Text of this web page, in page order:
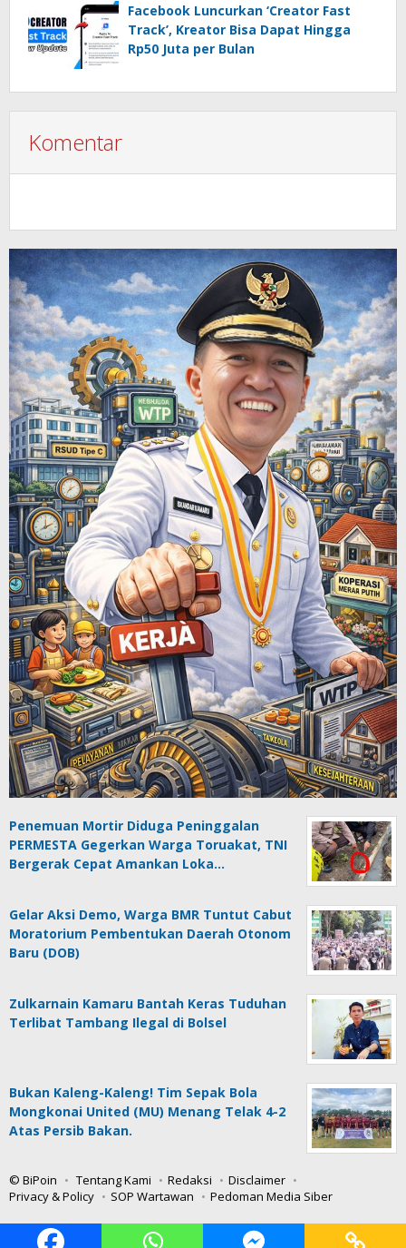
Facebook Luncurkan ‘Creator Fast
Track’, Kreator Bisa Dapat Hingga
Rp50 Juta per Bulan
Komentar
Penemuan Mortir Diduga Peninggalan
PERMESTA Gegerkan Warga Toruakat, TNI
Bergerak Cepat Amankan Loka…
Gelar Aksi Demo, Warga BMR Tuntut Cabut
Moratorium Pembentukan Daerah Otonom
Baru (DOB)
Zulkarnain Kamaru Bantah Keras Tuduhan
Terlibat Tambang Ilegal di Bolsel
Bukan Kaleng-Kaleng! Tim Sepak Bola
Mongkonai United (MU) Menang Telak 4-2
Atas Persib Bakan.
© BiPoin Tentang Kami Redaksi
Disclaimer
Privacy & Policy
SOP Wartawan Pedoman Media Siber